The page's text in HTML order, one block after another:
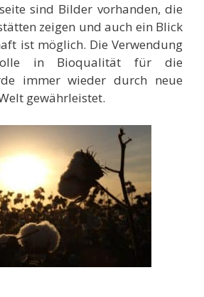
sind Bilder vorhanden, die
zeigen und auch ein Blick
ist möglich. Die Verwendung
in Bioqualität für die
immer wieder durch neue
gewährleistet.